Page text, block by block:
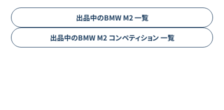
出品中のBMW M2一覧
出品中のBMW M2 コンペティション 一覧